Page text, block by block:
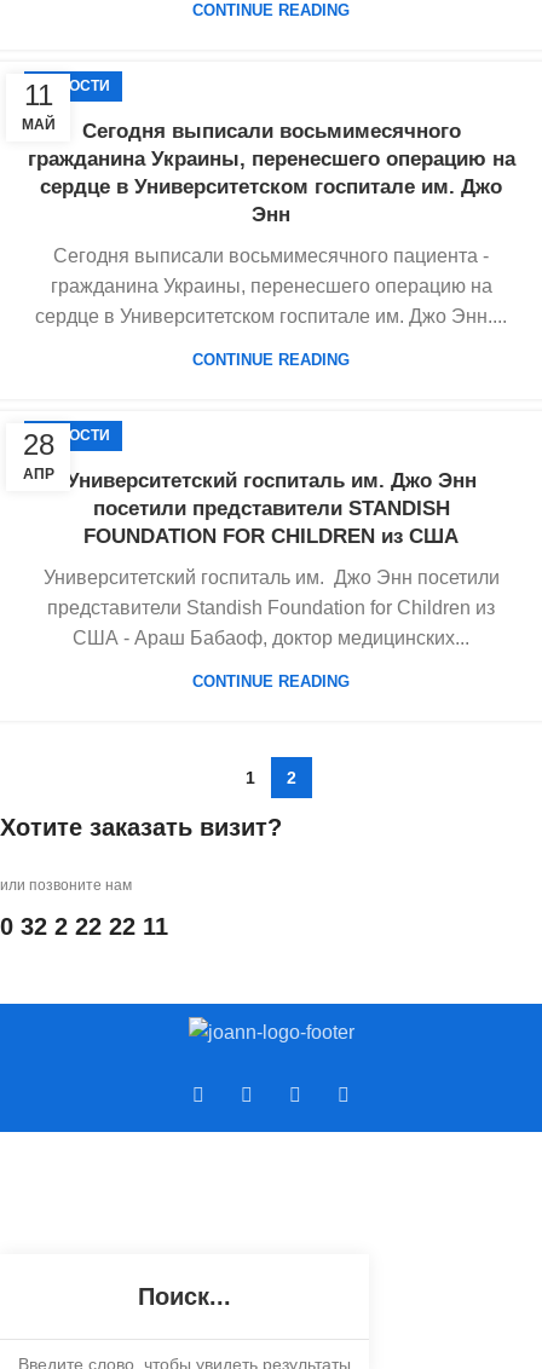
CONTINUE READING
11
МАЙ
НОВОСТИ
Сегодня выписали восьмимесячного
гражданина Украины, перенесшего операцию на
сердце в Университетском госпитале им. Джо
Энн
Сегодня выписали восьмимесячного пациента -
гражданина Украины, перенесшего операцию на
сердце в Университетском госпитале им. Джо Энн....
CONTINUE READING
28
АПР
НОВОСТИ
Университетский госпиталь им. Джо Энн
посетили представители STANDISH
FOUNDATION FOR CHILDREN из США
Университетский госпиталь им. Джо Энн посетили
представители Standish Foundation for Children из
США - Араш Бабаоф, доктор медицинских...
CONTINUE READING
1 2
Хотите заказать визит?
или позвоните нам
0 32 2 22 22 11
Введите слово, чтобы увидеть результаты